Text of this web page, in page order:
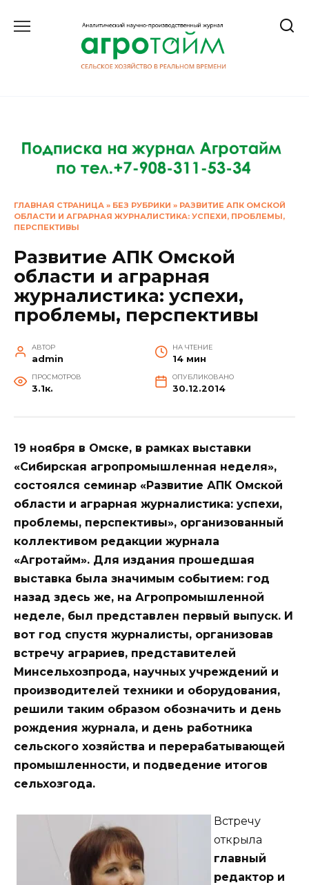
ГЛАВНАЯ СТРАНИЦА » БЕЗ РУБРИКИ » РАЗВИТИЕ АПК ОМСКОЙ
ОБЛАСТИ И АГРАРНАЯ ЖУРНАЛИСТИКА: УСПЕХИ, ПРОБЛЕМЫ,
ПЕРСПЕКТИВЫ
Развитие АПК Омской
области и аграрная
журналистика: успехи,
проблемы, перспективы
АВТОР
admin
НА ЧТЕНИЕ
14 мин
ПРОСМОТРОВ
3.1к.
ОПУБЛИКОВАНО
30.12.2014
19 ноября в Омске, в рамках выставки
«Сибирская агропромышленная неделя»,
состоялся семинар «Развитие АПК Омской
области и аграрная журналистика: успехи,
проблемы, перспективы», организованный
коллективом редакции журнала
«Агротайм». Для издания прошедшая
выставка была значимым событием: год
назад здесь же, на Агропромышленной
неделе, был представлен первый выпуск. И
вот год спустя журналисты, организовав
встречу аграриев, представителей
Минсельхозпрода, научных учреждений и
производителей техники и оборудования,
решили таким образом обозначить и день
рождения журнала, и день работника
сельского хозяйства и перерабатывающей
промышленности, и подведение итогов
сельхозгода.
Встречу
открыла
главный
редактор и